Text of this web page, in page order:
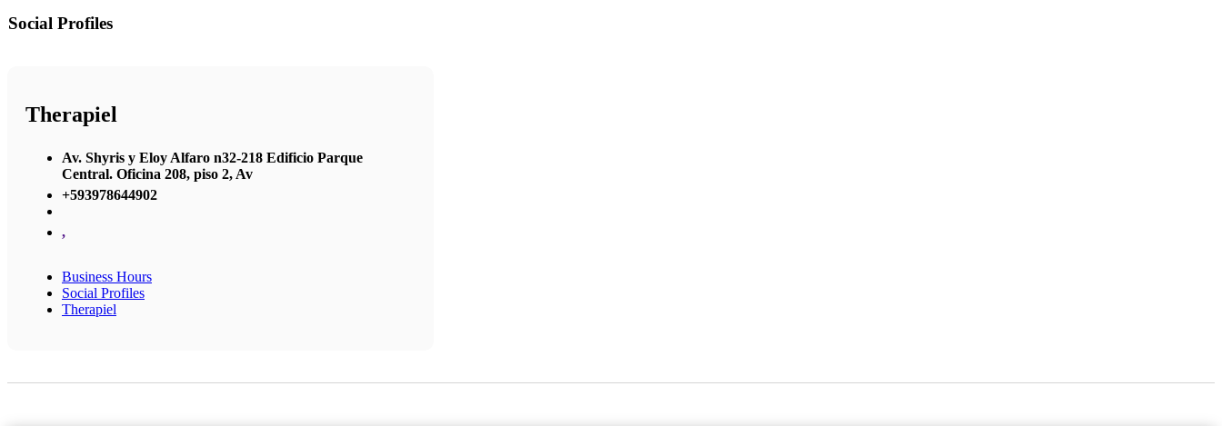
Social Profiles
Therapiel
Av. Shyris y Eloy Alfaro n32-218 Edificio Parque
Central. Oficina 208, piso 2, Av
+593978644902
,
Business Hours
Social Profiles
Therapiel